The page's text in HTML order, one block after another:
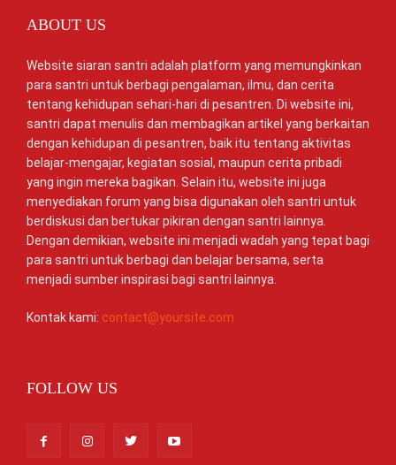
ABOUT US
Website siaran santri adalah platform yang memungkinkan
para santri untuk berbagi pengalaman, ilmu, dan cerita
tentang kehidupan sehari-hari di pesantren. Di website ini,
santri dapat menulis dan membagikan artikel yang berkaitan
dengan kehidupan di pesantren, baik itu tentang aktivitas
belajar-mengajar, kegiatan sosial, maupun cerita pribadi
yang ingin mereka bagikan. Selain itu, website ini juga
menyediakan forum yang bisa digunakan oleh santri untuk
berdiskusi dan bertukar pikiran dengan santri lainnya.
Dengan demikian, website ini menjadi wadah yang tepat bagi
para santri untuk berbagi dan belajar bersama, serta
menjadi sumber inspirasi bagi santri lainnya.
Kontak kami: contact@yoursite.com
FOLLOW US